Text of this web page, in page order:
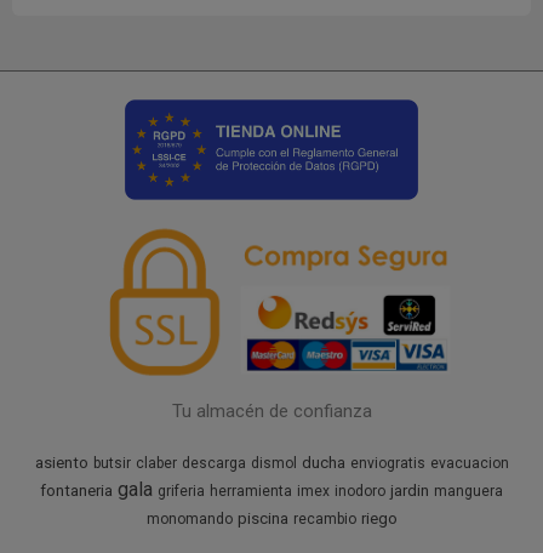
Tu almacén de confianza
asiento butsir claber descarga dismol ducha enviogratis evacuacion
fontaneria gala griferia herramienta imex inodoro jardin manguera
monomando piscina recambio riego